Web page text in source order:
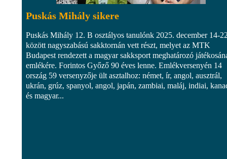
Puskás Mihály sikere
Puskás Mihály 12. B osztályos tanulónk 2025. december 14-
között nagyszabású sakktornán vett részt, melyet az MTK
Budapest rendezett a magyar sakksport meghatározó
emlékére. Forintos Győző 90 éves lenne. Emlékversenyén 14
ország 59 versenyzője ült asztalhoz: német, ír, angol, ausztrál,
ukrán, grúz, spanyol, angol, japán, zambiai, maláj, indiai,
és magyar...